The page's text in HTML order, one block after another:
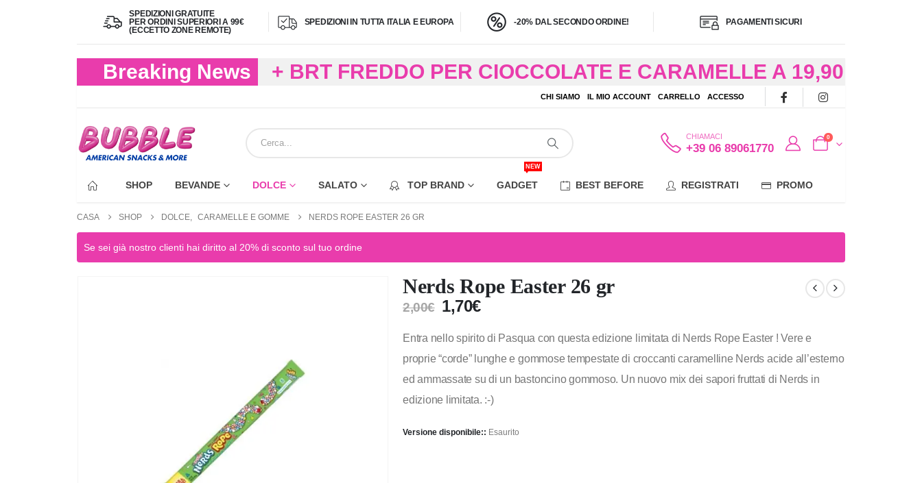
SPEDIZIONI GRATUITE
PER ORDINI SUPERIORI A 99€
(ECCETTO ZONE REMOTE)
SPEDIZIONI IN TUTTA ITALIA E EUROPA -20% DAL SECONDO ORDINE! PAGAMENTI SICURI
Breaking News
+ BRT FREDDO PER CIOCCOLATE E CARAMELLE A 19,90
(FINO A 4,9 KG) – CONSEGNA IN 24/48 ORE AD
ECCEZIONE DI ALCUNE AREE REMOTE
CHI SIAMO IL MIO ACCOUNT CARRELLO ACCESSO
CHIAMACI
+39 06 89061770
0
SHOP BEVANDE DOLCE SALATO TOP BRAND GADGET
NEW
BEST BEFORE REGISTRATI PROMO
CASA SHOP DOLCE CARAMELLE E GOMME NERDS ROPE EASTER 26 GR
Se sei già nostro clienti hai diritto al 20% di sconto sul tuo ordine
Nerds Rope Easter 26 gr
2,00€ 1,70€
Entra nello spirito di Pasqua con questa edizione limitata di Nerds Rope Easter ! Vere e
proprie “corde” lunghe e gommose tempestate di croccanti caramelline Nerds acide all’esterno
ed ammassate su di un bastoncino gommoso. Un nuovo mix dei sapori fruttati di Nerds in
edizione limitata. :-)
Versione disponibile:: Esaurito